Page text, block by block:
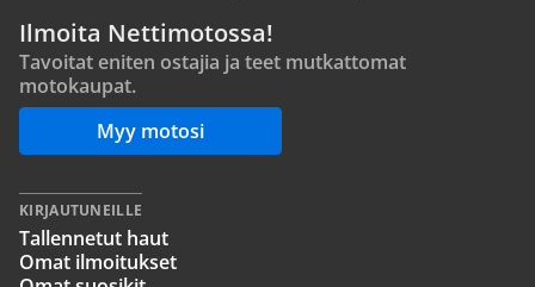
Ilmoita Nettimotossa!
Tavoitat eniten ostajia ja teet mutkattomat
motokaupat.
Myy motosi
KIRJAUTUNEILLE
Tallennetut haut
Omat ilmoitukset